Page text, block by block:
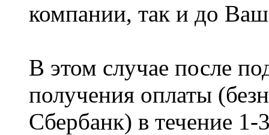
компании, так и до
В этом случае после
получения оплаты
Сбербанк) в течение